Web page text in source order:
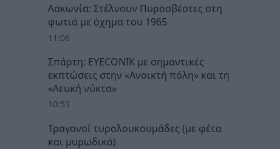
Λακωνία: Στέλνουν Πυροσβέστες στη
φωτιά με όχημα του 1965
11:06
Σπάρτη: EYECONIK με σημαντικές
εκπτώσεις στην «Ανοικτή πόλη» και τη
«Λευκή νύκτα»
10:53
Τραγανοί τυρολουκουμάδες (με φέτα
και μυρωδικά)